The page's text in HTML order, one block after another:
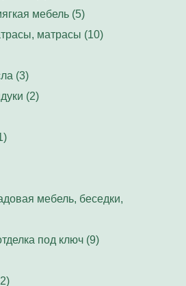
мебель (5)
матрасы (10)
(3)
(2)
мебель, беседки,
под ключ (9)